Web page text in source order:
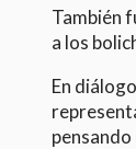
También
a los
En